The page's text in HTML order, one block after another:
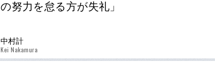
の努力を怠る方が失礼」
中村計
Kei Nakamura